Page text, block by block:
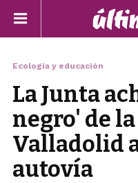
Ecología y educación
La Junta
negro' de
Valladolid
autovía